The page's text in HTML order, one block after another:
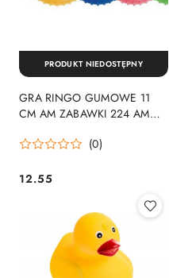
GRA RINGO GUMOWE 11
CM AM ZABAWKI 224 AM
(0)
Cena:
12.55
PRODUKT NIEDOSTĘPNY